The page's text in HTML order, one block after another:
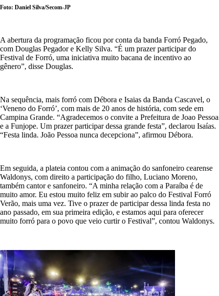
Foto: Daniel Silva/Secom-JP
A abertura da programação ficou por conta da banda Forró Pegado,
com Douglas Pegador e Kelly Silva. “É um prazer participar do
Festival de Forró, uma iniciativa muito bacana de incentivo ao
gênero”, disse Douglas.
Na sequência, mais forró com Débora e Isaias da Banda Cascavel, o
‘Veneno do Forró’, com mais de 20 anos de história, com sede em
Campina Grande. “Agradecemos o convite a Prefeitura de Joao Pessoa
e a Funjope. Um prazer participar dessa grande festa”, declarou Isaías.
“Festa linda. João Pessoa nunca decepciona”, afirmou Débora.
Em seguida, a plateia contou com a animação do sanfoneiro cearense
Waldonys, com direito a participação do filho, Luciano Moreno,
também cantor e sanfoneiro. “A minha relação com a Paraíba é de
muito amor. Eu estou muito feliz em subir ao palco do Festival Forró
Verão, mais uma vez. Tive o prazer de participar dessa linda festa no
ano passado, em sua primeira edição, e estamos aqui para oferecer
muito forró para o povo que veio curtir o Festival”, contou Waldonys.